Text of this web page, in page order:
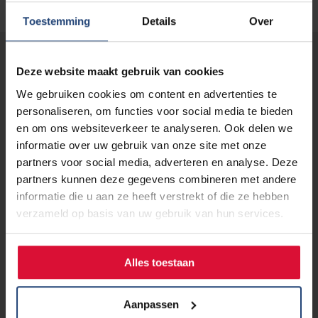
Toestemming Details Over
Deze website maakt gebruik van cookies
We gebruiken cookies om content en advertenties te
personaliseren, om functies voor social media te bieden
en om ons websiteverkeer te analyseren. Ook delen we
informatie over uw gebruik van onze site met onze
partners voor social media, adverteren en analyse. Deze
partners kunnen deze gegevens combineren met andere
informatie die u aan ze heeft verstrekt of die ze hebben
verzameld op basis van uw gebruik van hun services.
Alles toestaan
Aanpassen
Lees verder...